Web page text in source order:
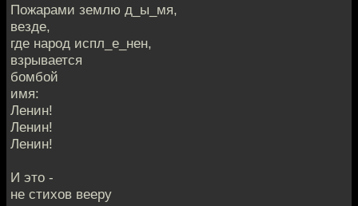
Пожарами землю д_ы_мя,
везде,
где народ испл_е_нен,
взрывается
бомбой
имя:
Ленин!
Ленин!
Ленин!
И это -
не стихов вееру